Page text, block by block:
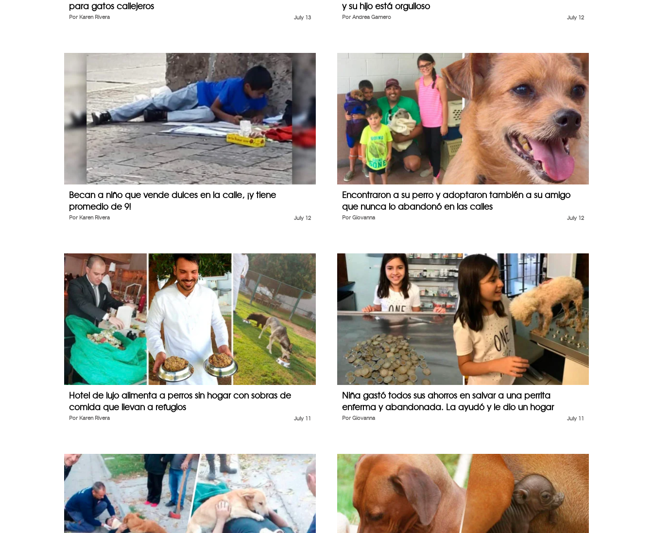
para gatos callejeros
July 13
Por Karen Rivera
y su hijo está orgulloso
July 12
Por Andrea Gamero
Becan a niño que vende dulces en la calle, ¡y tiene
promedio de 9!
July 12
Por Karen Rivera
Encontraron a su perro y adoptaron también a su amigo
que nunca lo abandonó en las calles
July 12
Por Giovanna
Hotel de lujo alimenta a perros sin hogar con sobras de
comida que llevan a refugios
July 11
Por Karen Rivera
Niña gastó todos sus ahorros en salvar a una perrita
enferma y abandonada. La ayudó y le dio un hogar
July 11
Por Giovanna